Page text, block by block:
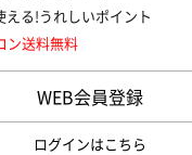
える!うれしいポイント
ン送料無料
WEB会員登録
ログインはこちら